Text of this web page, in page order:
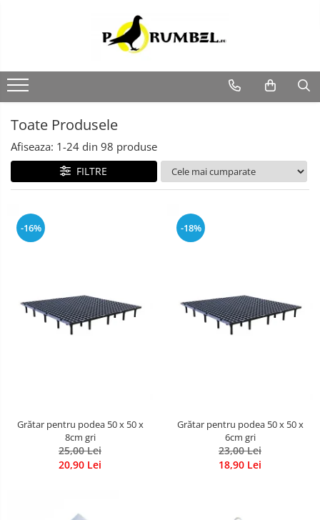
Toate Produsele
Afiseaza: 1-24 din 98 produse
FILTRE
-16%
Grătar pentru podea 50 x 50 x
8cm gri
25,00 Lei
20,90 Lei
-18%
Grătar pentru podea 50 x 50 x
6cm gri
23,00 Lei
18,90 Lei